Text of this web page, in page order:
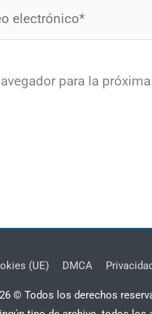
para la
(UE) DMCA Privacidad
© Todos los derechos